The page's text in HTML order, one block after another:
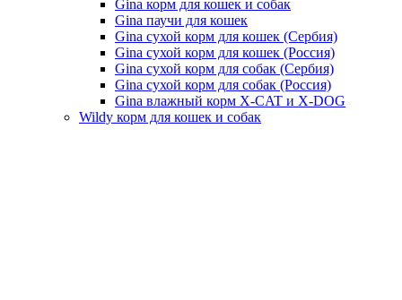
Gina корм для кошек и собак
Gina паучи для кошек
Gina сухой корм для кошек (Сербия)
Gina сухой корм для кошек (Россия)
Gina сухой корм для собак (Сербия)
Gina сухой корм для собак (Россия)
Gina влажный корм X-CAT и X-DOG
Wildy корм для кошек и собак